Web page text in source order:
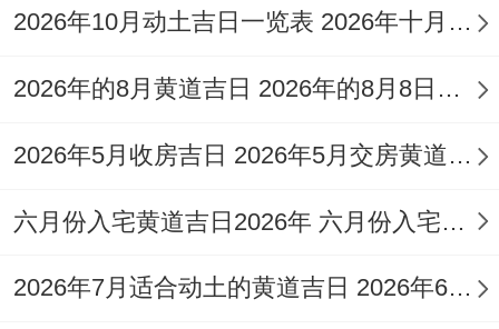
喜神:西南 福神：西北 财神:正西 阳贵神:正
出行，求医，治病、出火;移徙 入宅
今日所忌:开市，开仓，出货财，安床 安
2026年10月动土吉日一览表 2026年十月六日能动土吗
2026年的8月黄道吉日 2026年的8月8日是星期几
2026年5月收房吉日 2026年5月交房黄道吉日
六月份入宅黄道吉日2026年 六月份入宅黄道吉日查询
2026年7月适合动土的黄道吉日 2026年6月动土的黄道吉日